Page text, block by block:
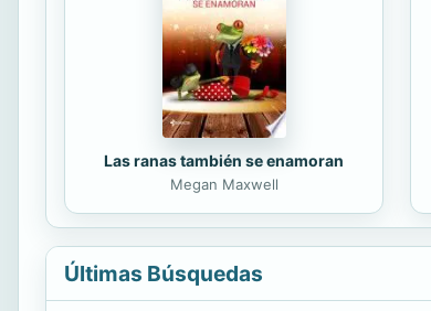
Las ranas también se enamoran
Megan Maxwell
Últimas Búsquedas